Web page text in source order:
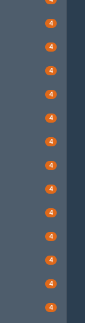
4
4
4
4
4
4
4
4
4
4
4
4
4